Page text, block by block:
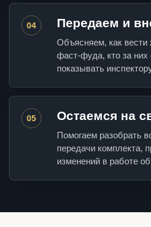
04 Передаем и
Объясняем, как
фаст-фуда, кто за них
показывать
05 Остаемся на
Помогаем разобрать
передачи комплекта,
изменений в работе